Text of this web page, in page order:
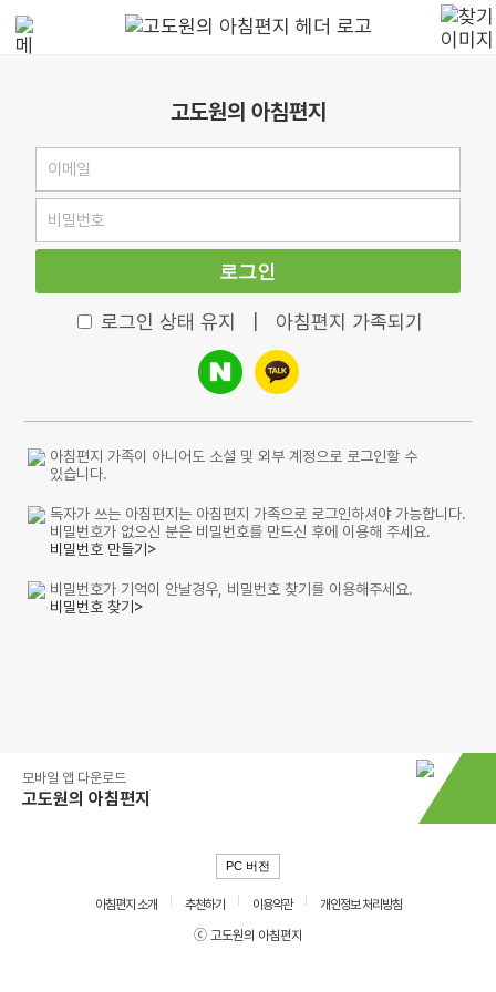
고도원의 아침편지
로그인
로그인 상태 유지 아침편지 가족되기
아침편지 가족이 아니어도 소셜 및 외부 계정으로 로그인할 수
있습니다.
독자가 쓰는 아침편지는 아침편지 가족으로 로그인하셔야 가능합니다.
비밀번호가 없으신 분은 비밀번호를 만드신 후에 이용해 주세요.
비밀번호 만들기>
비밀번호가 기억이 안날경우, 비밀번호 찾기를 이용해주세요.
비밀번호 찾기>
모바일 앱 다운로드
고도원의 아침편지
PC 버전
아침편지 소개 추천하기 이용약관
개인정보 처리방침
ⓒ 고도원의 아침편지